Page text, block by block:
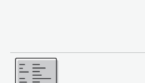
Daha fazla